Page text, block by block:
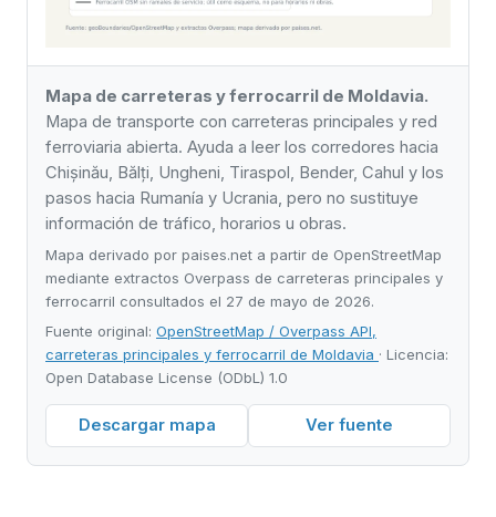
Mapa de carreteras y ferrocarril de Moldavia.
Mapa de transporte con carreteras principales y red
ferroviaria abierta. Ayuda a leer los corredores hacia
Chișinău, Bălți, Ungheni, Tiraspol, Bender, Cahul y los
pasos hacia Rumanía y Ucrania, pero no sustituye
información de tráfico, horarios u obras.
Mapa derivado por paises.net a partir de OpenStreetMap
mediante extractos Overpass de carreteras principales y
ferrocarril consultados el 27 de mayo de 2026.
Fuente original: OpenStreetMap / Overpass API,
carreteras principales y ferrocarril de Moldavia · Licencia:
Open Database License (ODbL) 1.0
Descargar mapa Ver fuente